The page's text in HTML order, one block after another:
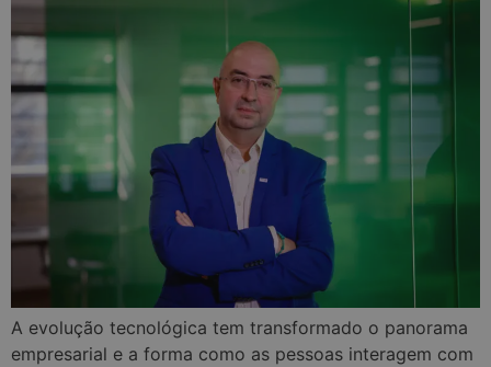
A evolução tecnológica tem transformado o panorama
empresarial e a forma como as pessoas interagem com